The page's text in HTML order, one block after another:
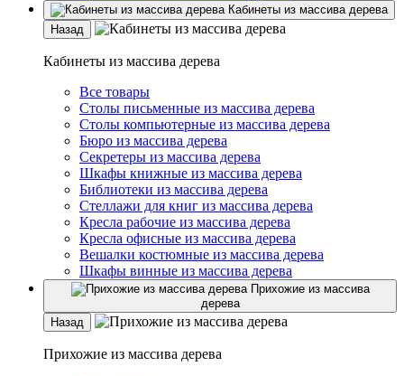
Кабинеты из массива дерева
Назад
Кабинеты из массива дерева
Все товары
Столы письменные из массива дерева
Столы компьютерные из массива дерева
Бюро из массива дерева
Секретеры из массива дерева
Шкафы книжные из массива дерева
Библиотеки из массива дерева
Стеллажи для книг из массива дерева
Кресла рабочие из массива дерева
Кресла офисные из массива дерева
Вешалки костюмные из массива дерева
Шкафы винные из массива дерева
Прихожие из массива
дерева
Назад
Прихожие из массива дерева